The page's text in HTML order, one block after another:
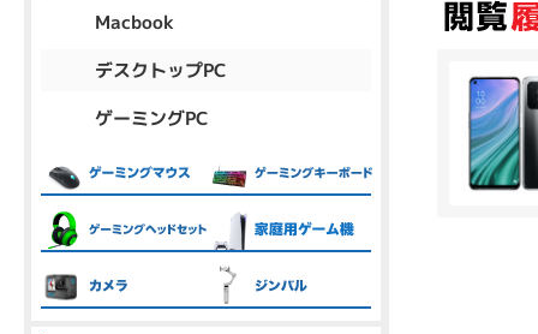
Macbook
デスクトップPC
ゲーミングPC
円 ～
各項目のチェックボックスは「or検索」となります。